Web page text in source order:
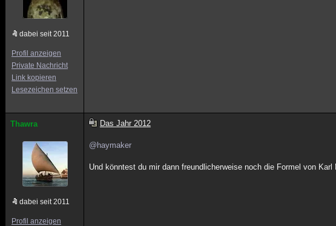
dabei seit 2011
Profil anzeigen
Private Nachricht
Link kopieren
Lesezeichen setzen
Thawra
dabei seit 2011
Profil anzeigen
Das Jahr 2012
@haymaker
Und könntest du mir dann freundlicherweise noch die Formel von Karl